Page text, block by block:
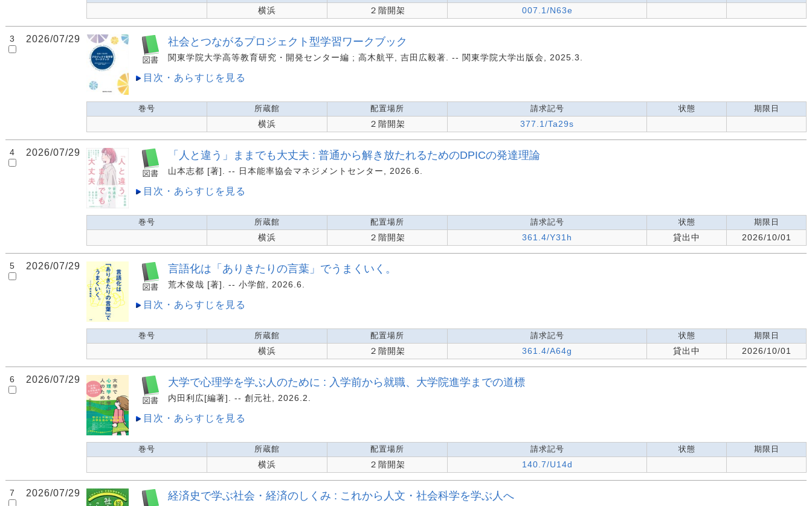
横浜 ２階開架 007.1/N63e
3 2026/07/29 社会とつながるプロジェクト型学習ワークブック
関東学院大学高等教育研究・開発センター編 ; 高木航平, 吉田広毅著. -- 関東学院大学出版会, 2025.3.
目次・あらすじを見る
巻号 所蔵館 配置場所 請求記号 状態 期限日
横浜 ２階開架 377.1/Ta29s
4 2026/07/29 「人と違う」ままでも大丈夫 : 普通から解き放たれるためのDPICの発達理論
山本志都 [著]. -- 日本能率協会マネジメントセンター, 2026.6.
目次・あらすじを見る
巻号 所蔵館 配置場所 請求記号 状態 期限日
横浜 ２階開架 361.4/Y31h 貸出中 2026/10/01
5 2026/07/29 言語化は「ありきたりの言葉」でうまくいく。
荒木俊哉 [著]. -- 小学館, 2026.6.
目次・あらすじを見る
巻号 所蔵館 配置場所 請求記号 状態 期限日
横浜 ２階開架 361.4/A64g 貸出中 2026/10/01
6 2026/07/29 大学で心理学を学ぶ人のために : 入学前から就職、大学院進学までの道標
内田利広[編著]. -- 創元社, 2026.2.
目次・あらすじを見る
巻号 所蔵館 配置場所 請求記号 状態 期限日
横浜 ２階開架 140.7/U14d
7 2026/07/29 経済史で学ぶ社会・経済のしくみ : これから人文・社会科学を学ぶ人へ